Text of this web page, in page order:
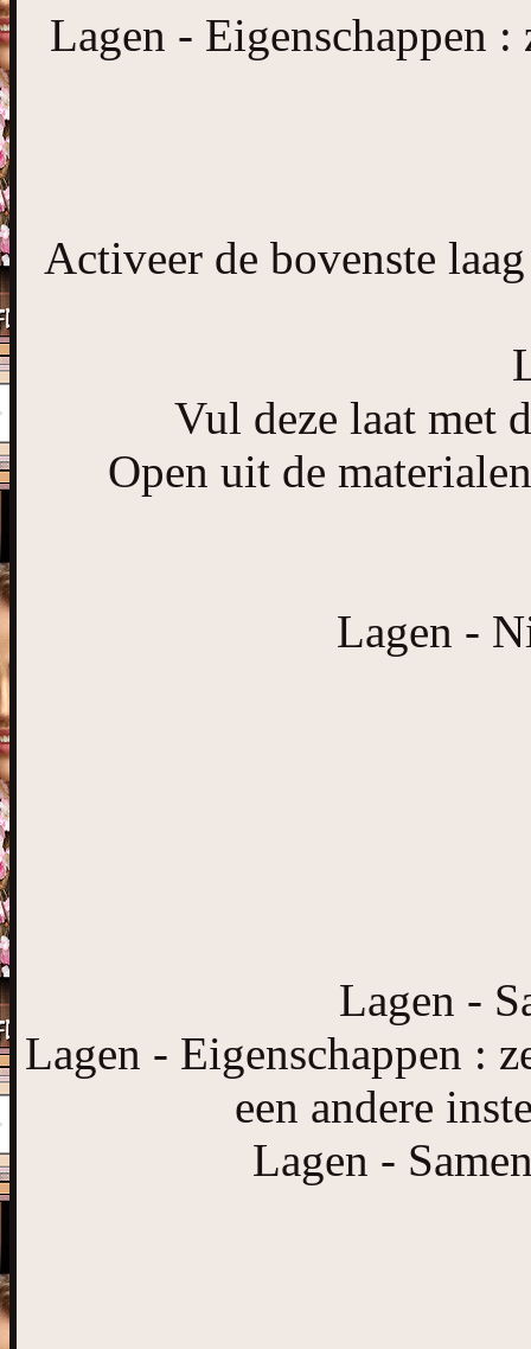
Lagen - Eigenschappen
Activeer de bovenste
Vul deze laat met
Open uit de
Lagen -
Lagen -
Lagen - Eigenschappen :
een andere
Lagen -